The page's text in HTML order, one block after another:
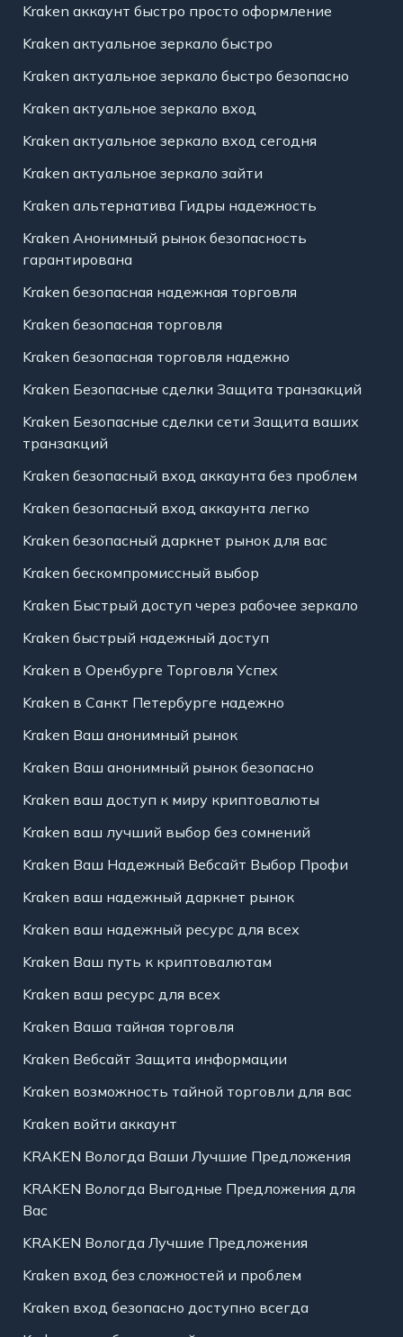
Kraken аккаунт быстро просто оформление
Kraken актуальное зеркало быстро
Kraken актуальное зеркало быстро безопасно
Kraken актуальное зеркало вход
Kraken актуальное зеркало вход сегодня
Kraken актуальное зеркало зайти
Kraken альтернатива Гидры надежность
Kraken Анонимный рынок безопасность
гарантирована
Kraken безопасная надежная торговля
Kraken безопасная торговля
Kraken безопасная торговля надежно
Kraken Безопасные сделки Защита транзакций
Kraken Безопасные сделки сети Защита ваших
транзакций
Kraken безопасный вход аккаунта без проблем
Kraken безопасный вход аккаунта легко
Kraken безопасный даркнет рынок для вас
Kraken бескомпромиссный выбор
Kraken Быстрый доступ через рабочее зеркало
Kraken быстрый надежный доступ
Kraken в Оренбурге Торговля Успех
Kraken в Санкт Петербурге надежно
Kraken Ваш анонимный рынок
Kraken Ваш анонимный рынок безопасно
Kraken ваш доступ к миру криптовалюты
Kraken ваш лучший выбор без сомнений
Kraken Ваш Надежный Вебсайт Выбор Профи
Kraken ваш надежный даркнет рынок
Kraken ваш надежный ресурс для всех
Kraken Ваш путь к криптовалютам
Kraken ваш ресурс для всех
Kraken Ваша тайная торговля
Kraken Вебсайт Защита информации
Kraken возможность тайной торговли для вас
Kraken войти аккаунт
KRAKEN Вологда Ваши Лучшие Предложения
KRAKEN Вологда Выгодные Предложения для
Вас
KRAKEN Вологда Лучшие Предложения
Kraken вход без сложностей и проблем
Kraken вход безопасно доступно всегда